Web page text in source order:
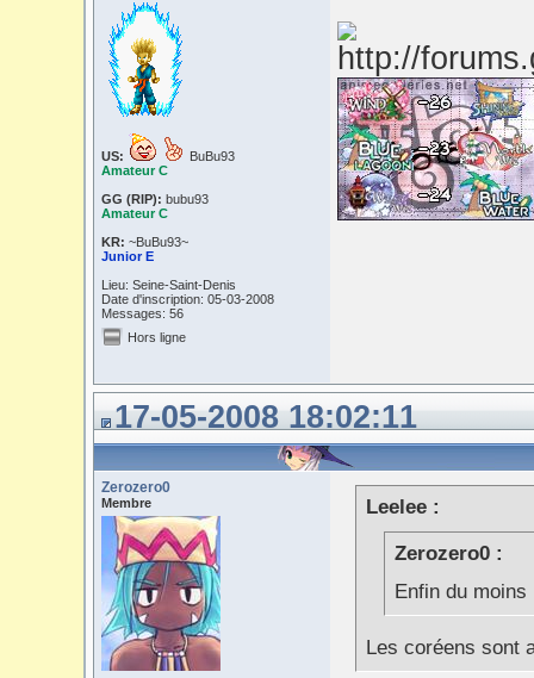
US:
BuBu93
Amateur C
GG (RIP): bubu93
Amateur C
KR: ~BuBu93~
Junior E
Lieu: Seine-Saint-Denis
Date d'inscription: 05-03-2008
Messages: 56
Hors ligne
17-05-2008 18:02:11
Zerozero0
Membre Leelee :
Zerozero0 :
Enfin du
Les coréens sont